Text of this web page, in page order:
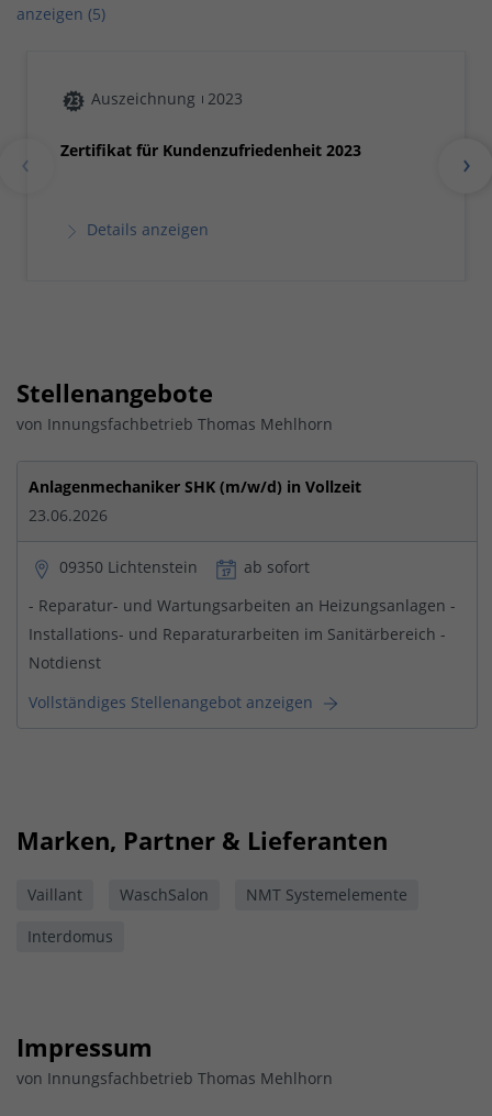
anzeigen (5)
Auszeichnung 2023
Zertifikat für Kundenzufriedenheit 2023
Details anzeigen
Stellenangebote
von Innungsfachbetrieb Thomas Mehlhorn
Anlagenmechaniker SHK (m/w/d) in Vollzeit
23.06.2026
09350 Lichtenstein
ab sofort
- Reparatur- und Wartungsarbeiten an Heizungsanlagen -
Installations- und Reparaturarbeiten im Sanitärbereich -
Notdienst
Vollständiges Stellenangebot anzeigen
Marken, Partner & Lieferanten
Vaillant WaschSalon
NMT Systemelemente
Interdomus
Impressum
von Innungsfachbetrieb Thomas Mehlhorn